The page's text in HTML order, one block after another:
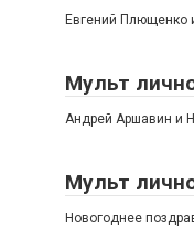
Евгений Плющенко
Мульт
Андрей Аршавин и
Мульт
Новогоднее